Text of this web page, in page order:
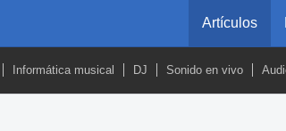
Artículos
Informática musical DJ Sonido en vivo